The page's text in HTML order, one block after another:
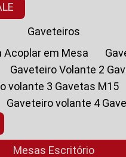
Gaveteiros
Acoplar em Mesa
Gaveteiro Volante 2
volante 3 Gavetas M15
Gaveteiro volante 4
Mesas Escritório